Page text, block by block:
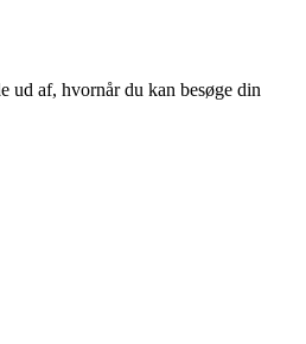
ud af, hvornår du kan besøge din